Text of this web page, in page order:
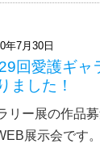
年7月30日
回愛護ギャ
ました！
リー展の作品
展示会です